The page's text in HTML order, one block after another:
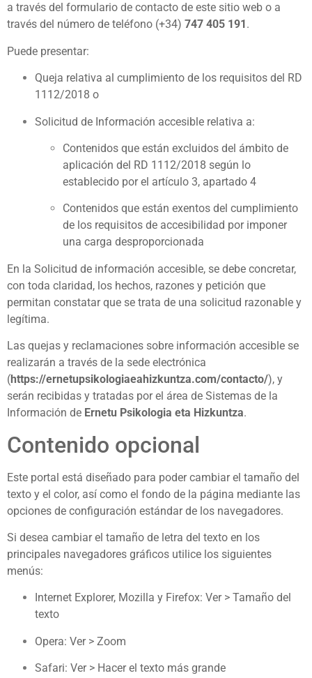
a través del formulario de contacto de este sitio web o a
través del número de teléfono (+34) 747 405 191 .
Puede presentar:
Queja relativa al cumplimiento de los requisitos del RD
1112/2018 o
Solicitud de Información accesible relativa a:
Contenidos que están excluidos del ámbito de
aplicación del RD 1112/2018 según lo
establecido por el artículo 3, apartado 4
Contenidos que están exentos del cumplimiento
de los requisitos de accesibilidad por imponer
una carga desproporcionada
En la Solicitud de información accesible, se debe concretar,
con toda claridad, los hechos, razones y petición que
permitan constatar que se trata de una solicitud razonable y
legítima.
Las quejas y reclamaciones sobre información accesible se
realizarán a través de la sede electrónica
(https://ernetupsikologiaeahizkuntza.com/contacto/), y
serán recibidas y tratadas por el área de Sistemas de la
Información de Ernetu Psikologia eta Hizkuntza.
Contenido opcional
Este portal está diseñado para poder cambiar el tamaño del
texto y el color, así como el fondo de la página mediante las
opciones de configuración estándar de los navegadores.
Si desea cambiar el tamaño de letra del texto en los
principales navegadores gráficos utilice los siguientes
menús:
Internet Explorer, Mozilla y Firefox: Ver > Tamaño del
texto
Opera: Ver > Zoom
Safari: Ver > Hacer el texto más grande